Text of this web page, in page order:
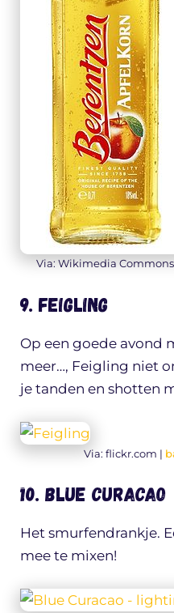
Via: Wikimedia
9. Feigling
Op een goede avond
meer…, Feigling niet
je tanden en shotten
Via: flickr.com |
10. Blue Curacao
Het smurfendrankje.
mee te mixen!